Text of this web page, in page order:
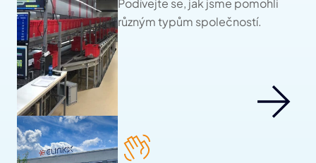
Podívejte se, jak jsme pomohli
různým typům společností.